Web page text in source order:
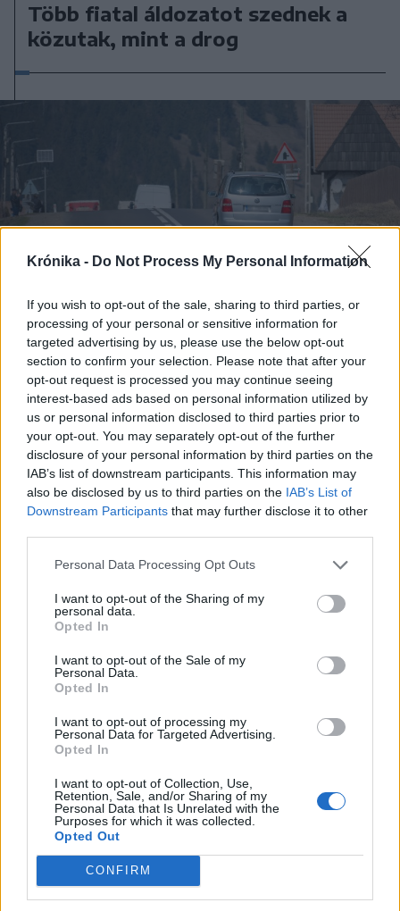
Krónika - Do Not Process My Personal Information
If you wish to opt-out of the sale, sharing to third parties, or
processing of your personal or sensitive information for
targeted advertising by us, please use the below opt-out
section to confirm your selection. Please note that after your
opt-out request is processed you may continue seeing
interest-based ads based on personal information utilized by
us or personal information disclosed to third parties prior to
your opt-out. You may separately opt-out of the further
disclosure of your personal information by third parties on the
IAB’s list of downstream participants. This information may
also be disclosed by us to third parties on the IAB’s List of
Downstream Participants that may further disclose it to other
Personal Data Processing Opt Outs
I want to opt-out of the Sharing of my
personal data.
Opted In
I want to opt-out of the Sale of my
Personal Data.
Opted In
I want to opt-out of processing my
Personal Data for Targeted Advertising.
Opted In
I want to opt-out of Collection, Use,
Retention, Sale, and/or Sharing of my
Personal Data that Is Unrelated with the
Purposes for which it was collected.
Opted Out
CONFIRM
Több fiatal áldozatot szednek a
közutak, mint a drog
2026. augusztus 06., csütörtök
CNAIR: alaposan átveri a romániai
útdíjmatricát vásárlókat egy
magyarországi portál
2026. augusztus 06., csütörtök
Kezdődhet az érdemi tárgyalás
Georgescu és zsoldosvezére